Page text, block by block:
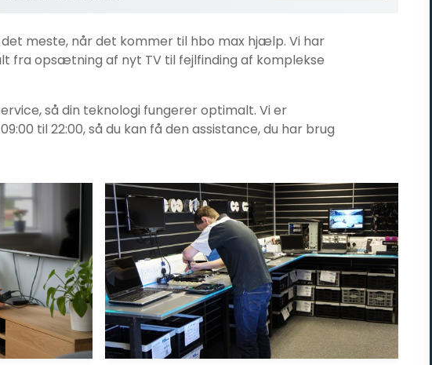
meste, når det kommer til hbo max hjælp. Vi har
fra opsætning af nyt TV til fejlfinding af komplekse
så din teknologi fungerer optimalt. Vi er
til 22:00, så du kan få den assistance, du har brug